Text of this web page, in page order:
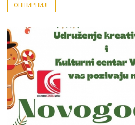
ОПШИРНИЈЕ